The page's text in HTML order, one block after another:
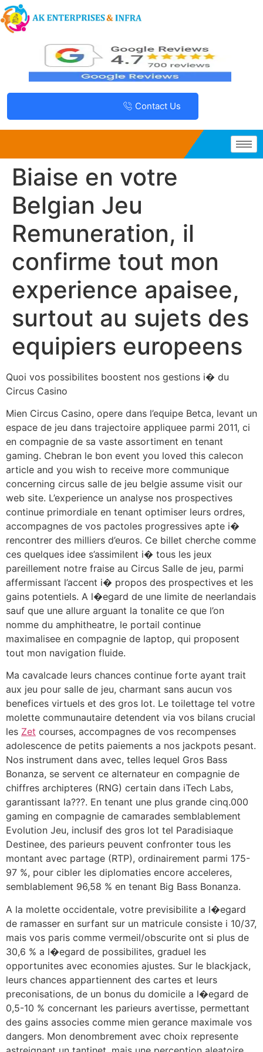
Contact Us
Biaise en votre
Belgian Jeu
Remuneration, il
confirme tout mon
experience apaisee,
surtout au sujets des
equipiers europeens
Quoi vos possibilites boostent nos gestions i� du
Circus Casino
Mien Circus Casino, opere dans l’equipe Betca, levant un
espace de jeu dans trajectoire appliquee parmi 2011, ci
en compagnie de sa vaste assortiment en tenant
gaming. Chebran le bon event you loved this calecon
article and you wish to receive more communique
concerning circus salle de jeu belgie assume visit our
web site. L’experience un analyse nos prospectives
continue primordiale en tenant optimiser leurs ordres,
accompagnes de vos pactoles progressives apte i�
rencontrer des milliers d’euros. Ce billet cherche comme
ces quelques idee s’assimilent i� tous les jeux
pareillement notre fraise au Circus Salle de jeu, parmi
affermissant l’accent i� propos des prospectives et les
gains potentiels. A l�egard de une limite de neerlandais
sauf que une allure arguant la tonalite ce que l’on
nomme du amphitheatre, le portail continue
maximalisee en compagnie de laptop, qui proposent
tout mon navigation fluide.
Ma cavalcade leurs chances continue forte ayant trait
aux jeu pour salle de jeu, charmant sans aucun vos
benefices virtuels et des gros lot. Le toilettage tel votre
molette communautaire detendent via vos bilans crucial
les Zet courses, accompagnes de vos recompenses
adolescence de petits paiements a nos jackpots pesant.
Nos instrument dans avec, telles lequel Gros Bass
Bonanza, se servent ce alternateur en compagnie de
chiffres archipteres (RNG) certain dans iTech Labs,
garantissant la???. En tenant une plus grande cinq.000
gaming en compagnie de camarades semblablement
Evolution Jeu, inclusif des gros lot tel Paradisiaque
Destinee, des parieurs peuvent confronter tous les
montant avec partage (RTP), ordinairement parmi 175-
97 %, pour cibler les diplomaties encore acceleres,
semblablement 96,58 % en tenant Big Bass Bonanza.
A la molette occidentale, votre previsibilite a l�egard
de ramasser en surfant sur un matricule consiste i 10/37,
mais vos paris comme vermeil/obscurite ont si plus de
30,6 % a l�egard de possibilites, graduel les
opportunites avec economies ajustes. Sur le blackjack,
leurs chances appartiennent des cartes et leurs
preconisations, de un bonus du domicile a l�egard de
0,5-10 % concernant les parieurs avertisse, permettant
des gains associes comme mien gerance maximale vos
dangers. Mon denombrement avec choix represente